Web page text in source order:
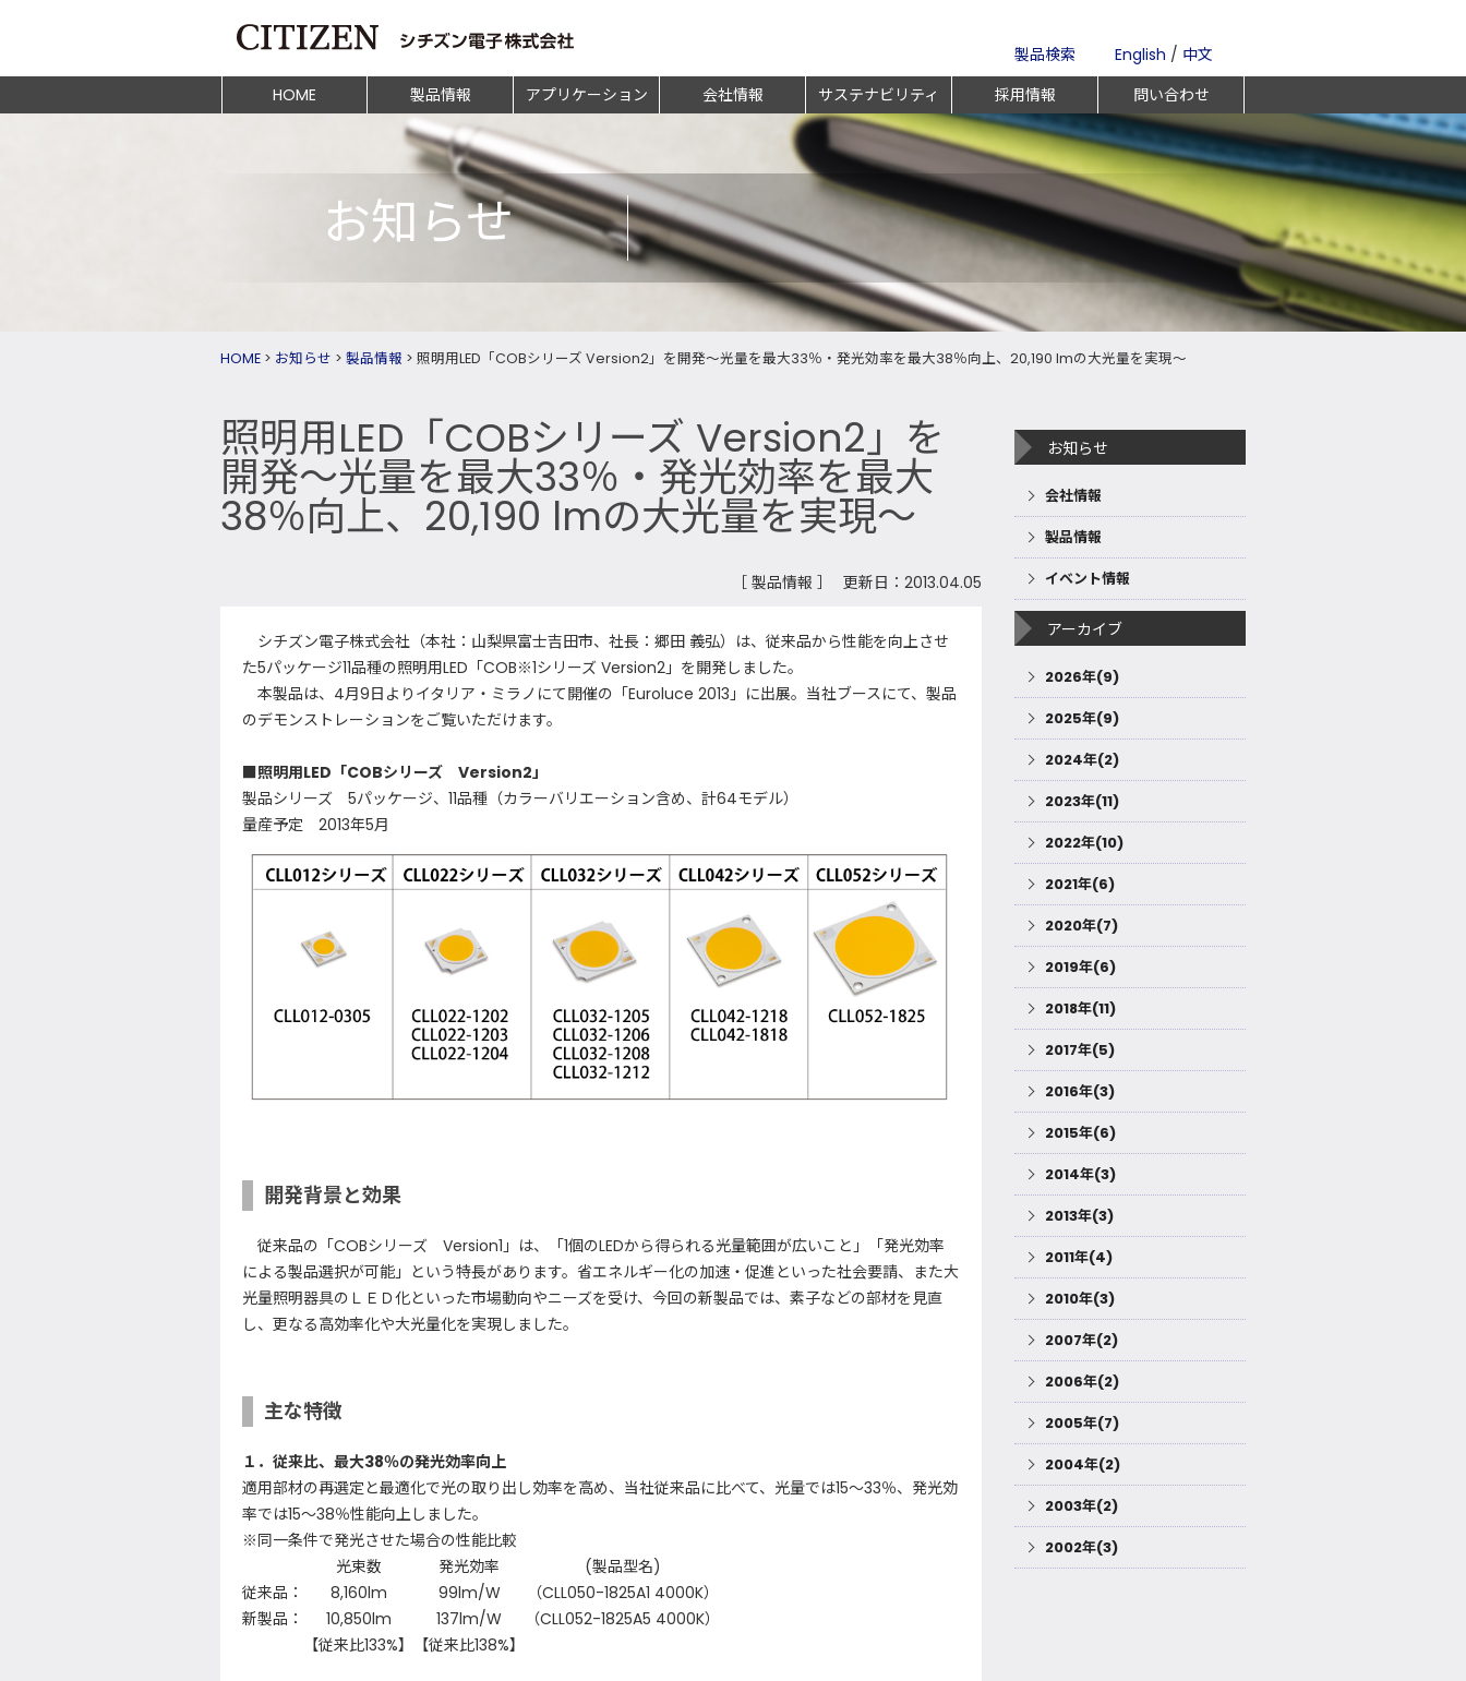
製品検索 English / 中文
HOME
製品情報 アプリケーション 会社情報 サステナビリティ 採用情報 問い合わせ
お知らせ
HOME > お知らせ > 製品情報 > 照明用LED「COBシリーズ Version2」を開発～光量を最大33％・発光効率を最大38％向上、20,190 lmの大光量を実現～
照明用LED「COBシリーズ Version2」を
開発～光量を最大33％・発光効率を最大
38％向上、20,190 lmの大光量を実現～
更新日：2013.04.05
［ 製品情報 ］
シチズン電子株式会社（本社：山梨県富士吉田市、社長：郷田 義弘）は、従来品から性能を向上させ
た5パッケージ11品種の照明用LED「COB※1シリーズ Version2」を開発しました。
本製品は、4月9日よりイタリア・ミラノにて開催の「Euroluce 2013」に出展。当社ブースにて、製品
のデモンストレーションをご覧いただけます。
■照明用LED「COBシリーズ Version2」
製品シリーズ 5パッケージ、11品種（カラーバリエーション含め、計64モデル）
量産予定 2013年5月
開発背景と効果
従来品の「COBシリーズ Version1」は、「1個のLEDから得られる光量範囲が広いこと」「発光効率
による製品選択が可能」という特長があります。省エネルギー化の加速・促進といった社会要請、また大
光量照明器具のＬＥＤ化といった市場動向やニーズを受け、今回の新製品では、素子などの部材を見直
し、更なる高効率化や大光量化を実現しました。
主な特徴
１．従来比、最大38％の発光効率向上
適用部材の再選定と最適化で光の取り出し効率を高め、当社従来品に比べて、光量では15～33％、発光効
率では15～38％性能向上しました。
※同一条件で発光させた場合の性能比較
光束数
発光効率
(製品型名)
従来品：
8,160lm 99lm/W
（CLL050-1825A1 4000K）
新製品：
10,850lm 137lm/W
（CLL052-1825A5 4000K）
【従来比133%】
【従来比138%】
お知らせ
会社情報
製品情報
イベント情報
アーカイブ
2026年(9)
2025年(9)
2024年(2)
2023年(11)
2022年(10)
2021年(6)
2020年(7)
2019年(6)
2018年(11)
2017年(5)
2016年(3)
2015年(6)
2014年(3)
2013年(3)
2011年(4)
2010年(3)
2007年(2)
2006年(2)
2005年(7)
2004年(2)
2003年(2)
2002年(3)